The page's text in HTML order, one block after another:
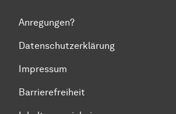
Anregungen?
Datenschutzerklärung
Impressum
Barrierefreiheit